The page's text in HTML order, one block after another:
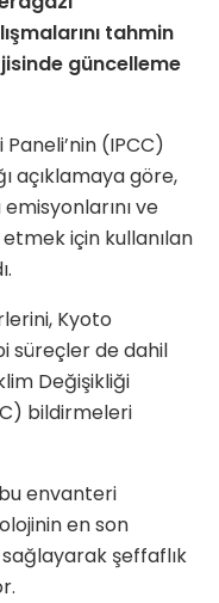
tahmin
güncelleme
(IPCC)
açıklamaya göre,
ve
için kullanılan
Kyoto
süreçler de dahil
Değişikliği
bildirmeleri
envanteri
en son
şeffaflık